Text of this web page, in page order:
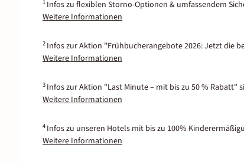
1 Infos zu flexiblen Storno-Optionen & umfassendem
Weitere Informationen
2 Infos zur Aktion "Frühbucherangebote 2026: Jetzt die
Weitere Informationen
3 Infos zur Aktion "Last Minute – mit bis zu 50 % Rabatt"
Weitere Informationen
4 Infos zu unseren Hotels mit bis zu 100%
Weitere Informationen